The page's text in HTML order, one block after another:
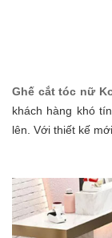
Ghế cắt tóc nữ
khách hàng khó
lên. Với thiết kế